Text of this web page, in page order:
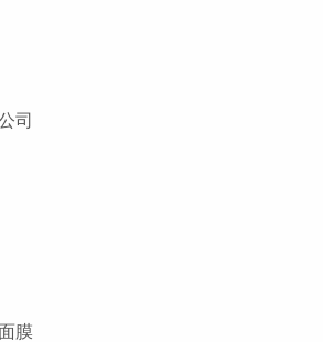
司
膜